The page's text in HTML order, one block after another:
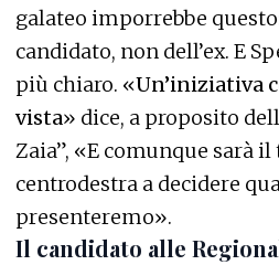
galateo imporrebbe
candidato, non dell’ex. E
più chiaro. «Un’iniziativa
vista» dice, a proposito
Zaia”, «E comunque sarà
centrodestra a decidere
presenteremo».
Il candidato alle